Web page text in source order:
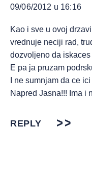
09/06/2012 u 16:16
Kao i sve u ovoj
vrednuje neciji rad,
dozvoljeno da
E pa ja pruzam
I ne sumnjam da ce
Napred Jasna!!! Ima i
REPLY